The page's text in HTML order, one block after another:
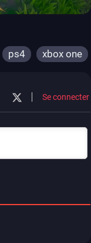
ps4 xbox one
Se connecter